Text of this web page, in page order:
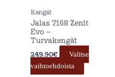
Kengät
Jalas 7168 Zenit
Evo –
Turvakengät
249.90€
Valitse
vaihtoehdoista
sivulla.